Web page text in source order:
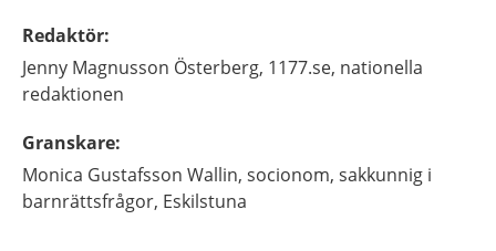
Redaktör:
Jenny Magnusson Österberg, 1177.se, nationella
redaktionen
Granskare:
Monica Gustafsson Wallin, socionom, sakkunnig i
barnrättsfrågor, Eskilstuna